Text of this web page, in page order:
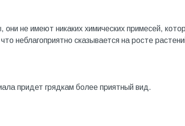
не имеют никаких химических примесей,
неблагоприятно сказывается на росте
придет грядкам более приятный вид.